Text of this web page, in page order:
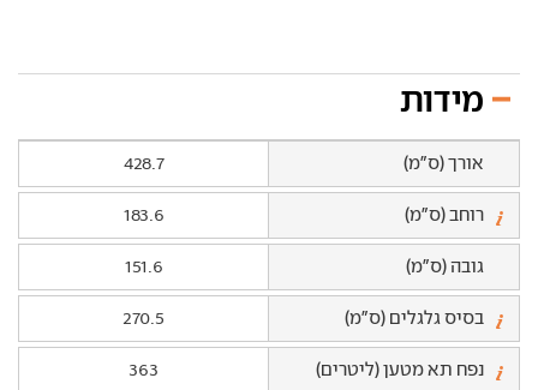
מידות
אורך (ס"מ) 428.7
רוחב (ס"מ) 183.6
גובה (ס"מ) 151.6
בסיס גלגלים (ס"מ) 270.5
נפח תא מטען (ליטרים) 363